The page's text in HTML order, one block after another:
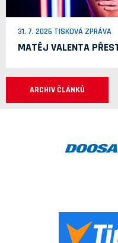
31. 7. 2026 TISKOVÁ ZPRÁVA
MATĚJ VALENTA
ARCHIV ČLÁNKŮ